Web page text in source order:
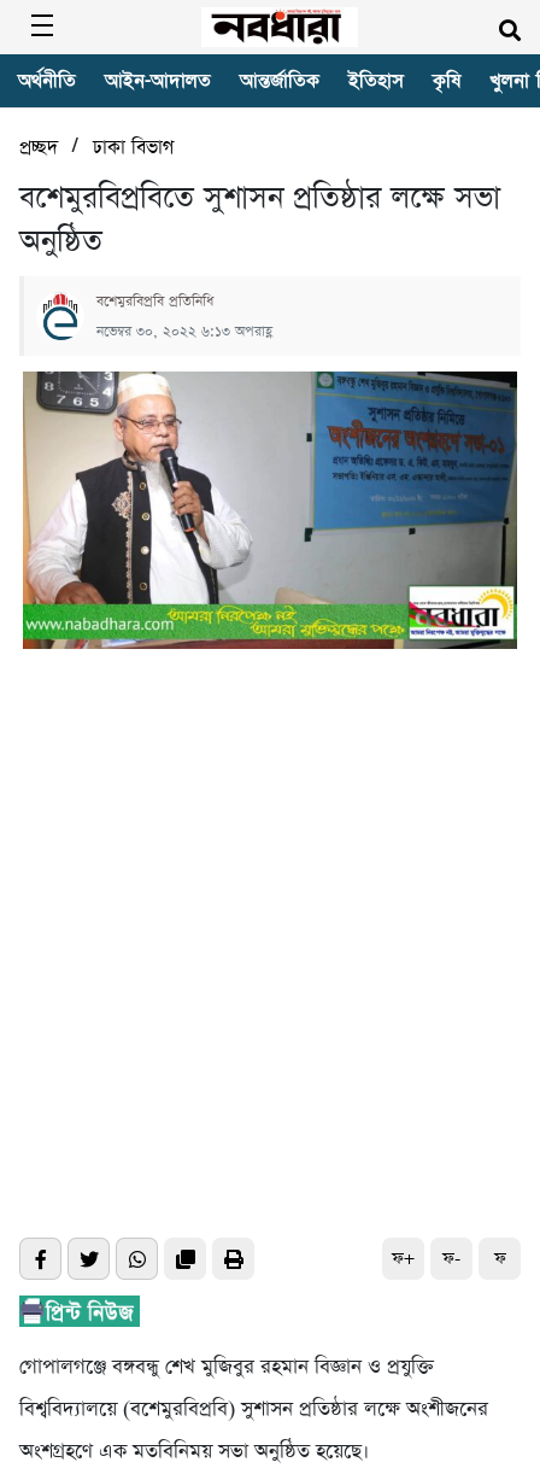
অর্থনীতি আইন-আদালত আন্তর্জাতিক ইতিহাস কৃষি খুলনা
প্রচ্ছদ/ঢাকা বিভাগ
বশেমুরবিপ্রবিতে সুশাসন প্রতিষ্ঠার লক্ষে সভা
অনুষ্ঠিত
বশেমুরবিপ্রবি প্রতিনিধি
নভেম্বর ৩০, ২০২২ ৬:১৩ অপরাহ্ণ
ফ+ ফ- ফ
গোপালগঞ্জে বঙ্গবন্ধু শেখ মুজিবুর রহমান বিজ্ঞান ও প্রযুক্তি
বিশ্ববিদ্যালয়ে (বশেমুরবিপ্রবি) সুশাসন প্রতিষ্ঠার লক্ষে অংশীজনের
অংশগ্রহণে এক মতবিনিময় সভা অনুষ্ঠিত হয়েছে।